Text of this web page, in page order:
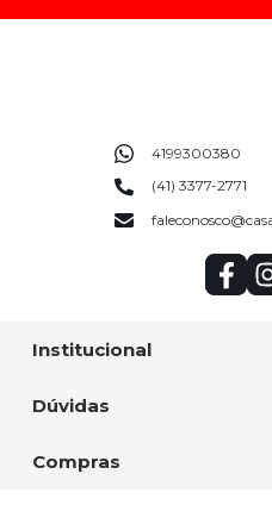
Institucional
Dúvidas
Compras
4199300380
(41) 3377-2771